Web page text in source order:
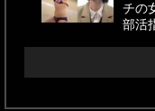
チの
部活